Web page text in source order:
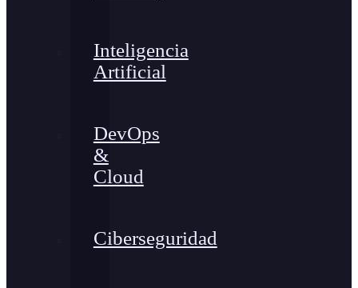
Inteligencia
Artificial
DevOps
&
Cloud
Ciberseguridad